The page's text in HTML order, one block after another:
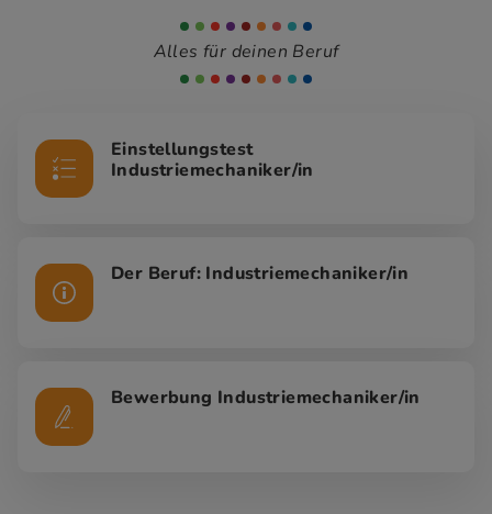
Alles für deinen Beruf
Einstellungstest
Industriemechaniker/in
Der Beruf: Industriemechaniker/in
Bewerbung Industriemechaniker/in